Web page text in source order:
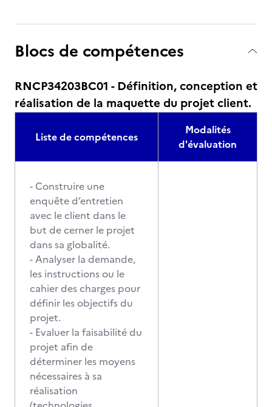
Blocs de compétences
RNCP34203BC01 - Définition, conception et
réalisation de la maquette du projet client.
Liste de compétences
Modalités
d'évaluation
- Construire une
enquête d’entretien
avec le client dans le
but de cerner le projet
dans sa globalité.
- Analyser la demande,
les instructions ou le
cahier des charges pour
définir les objectifs du
projet.
- Evaluer la faisabilité du
projet afin de
déterminer les moyens
nécessaires à sa
réalisation